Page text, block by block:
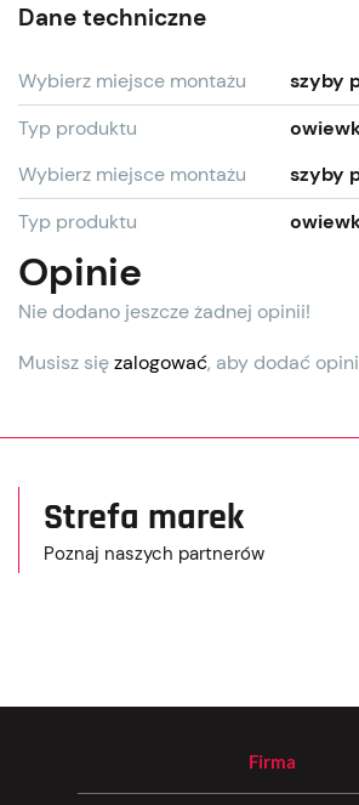
Dane techniczne
Wybierz miejsce montażu
szyby
Typ produktu
Wybierz miejsce montażu
szyby
Typ produktu
Opinie
Nie dodano jeszcze żadnej opinii!
Musisz sięzalogować, aby dodać
Strefa marek
Poznaj naszych partnerów
Firma